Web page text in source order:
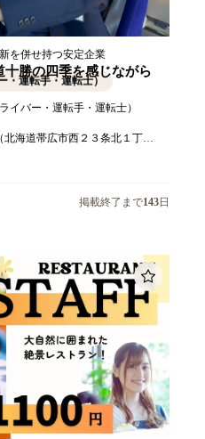
・運転手・運転士）
を併せ持つ安定企業
勝の四季を感じながら
イバー・運転手・運転士）
掲載終了まで143日